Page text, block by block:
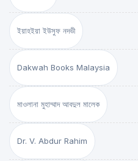
ইয়াহইয়া ইউসুফ নদভী
Dakwah Books Malaysia
মাওলানা মুহাম্মাদ আবদুল মালেক
Dr. V. Abdur Rahim